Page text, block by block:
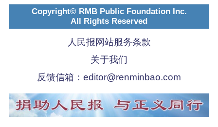
Copyright© RMB Public Foundation Inc.
All Rights Reserved
人民报网站服务条款
关于我们
反馈信箱： editor@renminbao.com